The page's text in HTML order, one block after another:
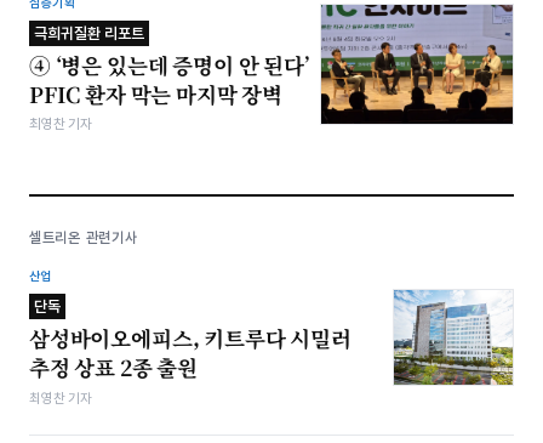
극희귀질환 리포트
④ ‘병은 있는데 증명이 안 된다’
PFIC 환자 막는 마지막 장벽
최영찬 기자
셀트리온 관련기사
산업
단독
삼성바이오에피스, 키트루다 시밀러
추정 상표 2종 출원
최영찬 기자